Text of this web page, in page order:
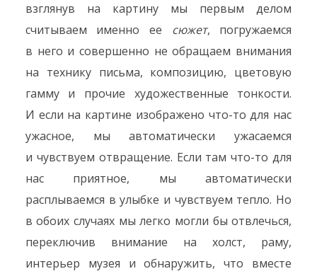
взглянув на картину мы первым делом
считываем именно ее сюжет, погружаемся
в него и совершенно не обращаем внимания
на технику письма, композицию, цветовую
гамму и прочие художественные тонкости.
И если на картине изображено что-то для нас
ужасное, мы автоматически ужасаемся
и чувствуем отвращение. Если там что-то для
нас приятное, мы автоматически
расплываемся в улыбке и чувствуем тепло. Но
в обоих случаях мы легко могли бы отвлечься,
переключив внимание на холст, раму,
интерьер музея и обнаружить, что вместе